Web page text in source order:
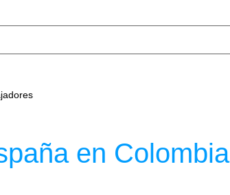
en Colombia